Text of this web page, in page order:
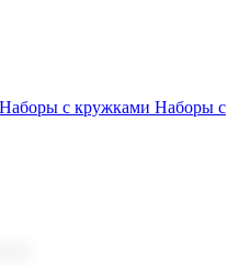
Наборы с кружками Наборы с